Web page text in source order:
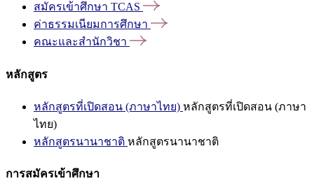
สมัครเข้าศึกษา TCAS
ค่าธรรมเนียมการศึกษา
คณะและสำนักวิชา
หลักสูตร
หลักสูตรที่เปิดสอน (ภาษาไทย) หลักสูตรที่เปิดสอน (ภาษา
ไทย)
หลักสูตรนานาชาติ หลักสูตรนานาชาติ
การสมัครเข้าศึกษา